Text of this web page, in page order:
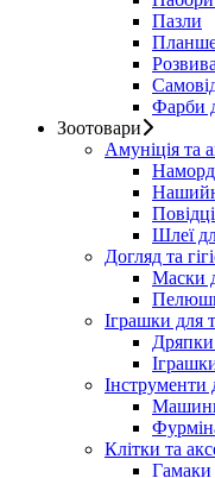
Пазли
Фарби
Зоотовари
Амуніція та
Шлеї
Догляд та
Маски
Іграшки для
Дряпки
Інструменти
Клітки та
Гамаки